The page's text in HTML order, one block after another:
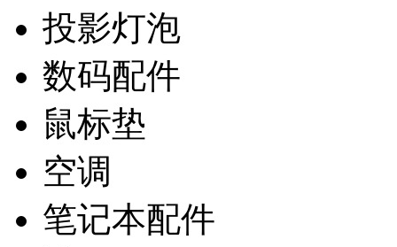
投影灯泡
数码配件
鼠标垫
空调
笔记本配件